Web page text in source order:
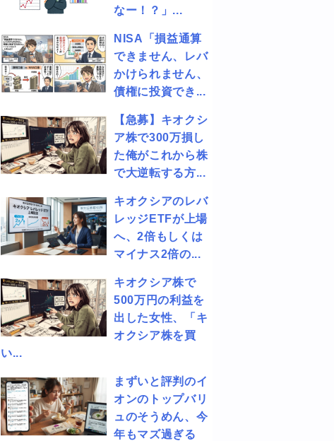
なー！？」...
NISA「損益通算
できません、レバ
かけられません、
債権に投資でき...
【急募】キオクシ
ア株で300万損し
た俺がこれから株
で大逆転する方...
キオクシアのレバ
レッジETFが上場
へ、2倍もしくは
マイナス2倍の...
キオクシア株で
500万円の利益を
出した女性、「キ
オクシア株を買
い...
まずいと評判のイ
オンのトップバリ
ュのそうめん、今
年もマズ過ぎる